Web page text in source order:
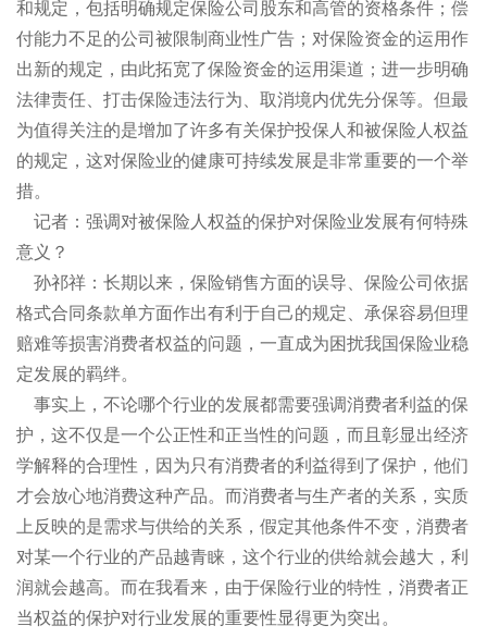
和规定，包括明确规定保险公司股东和高管的资格条件；偿
付能力不足的公司被限制商业性广告；对保险资金的运用作
出新的规定，由此拓宽了保险资金的运用渠道；进一步明确
法律责任、打击保险违法行为、取消境内优先分保等。但最
为值得关注的是增加了许多有关保护投保人和被保险人权益
的规定，这对保险业的健康可持续发展是非常重要的一个举
措。
记者：强调对被保险人权益的保护对保险业发展有何特殊
意义？
孙祁祥：长期以来，保险销售方面的误导、保险公司依据
格式合同条款单方面作出有利于自己的规定、承保容易但理
赔难等损害消费者权益的问题，一直成为困扰我国保险业稳
定发展的羁绊。
事实上，不论哪个行业的发展都需要强调消费者利益的保
护，这不仅是一个公正性和正当性的问题，而且彰显出经济
学解释的合理性，因为只有消费者的利益得到了保护，他们
才会放心地消费这种产品。而消费者与生产者的关系，实质
上反映的是需求与供给的关系，假定其他条件不变，消费者
对某一个行业的产品越青睐，这个行业的供给就会越大，利
润就会越高。而在我看来，由于保险行业的特性，消费者正
当权益的保护对行业发展的重要性显得更为突出。